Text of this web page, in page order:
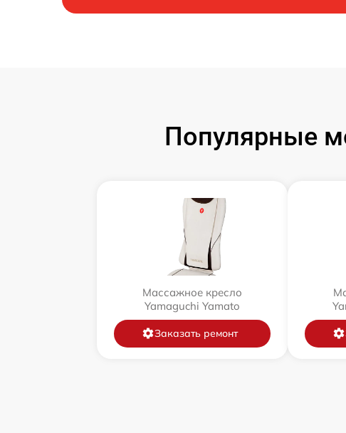
Популярные
Массажное кресло
Yamaguchi Yamato
Заказать ремонт